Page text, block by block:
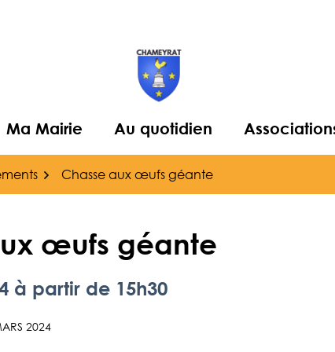
Ma Mairie Au quotidien
Chasse aux œufs géante
œufs géante
à partir de 15h30
2024